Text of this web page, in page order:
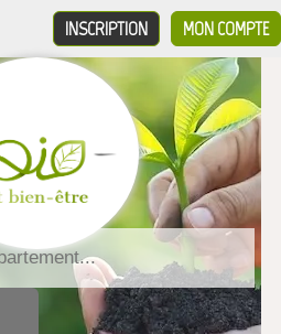
MON COMPTE
INSCRIPTION